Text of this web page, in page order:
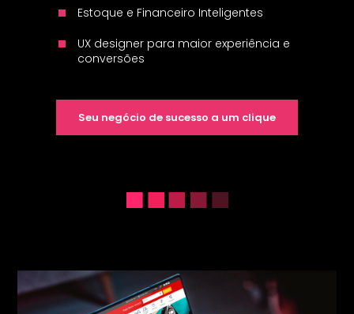
Estoque e Financeiro Inteligentes
UX designer para maior experiência e
conversões
Seu negócio de sucesso a um clique